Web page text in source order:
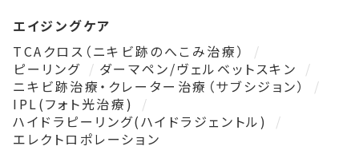
エイジングケア
TCAクロス（ニキビ跡のへこみ治療）
ピーリング
ダーマペン/ヴェルベットスキン
ニキビ跡治療・クレーター治療（サブシジョン）
IPL(フォト光治療)
ハイドラピーリング(ハイドラジェントル)
エレクトロポレーション